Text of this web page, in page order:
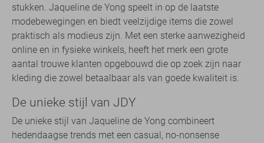
stukken. Jaqueline de Yong speelt in op de laatste
modebewegingen en biedt veelzijdige items die zowel
praktisch als modieus zijn. Met een sterke aanwezigheid
online en in fysieke winkels, heeft het merk een grote
aantal trouwe klanten opgebouwd die op zoek zijn naar
kleding die zowel betaalbaar als van goede kwaliteit is.
De unieke stijl van JDY
De unieke stijl van Jaqueline de Yong combineert
hedendaagse trends met een casual, no-nonsense